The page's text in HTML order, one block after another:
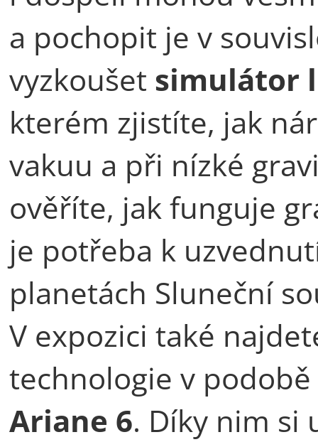
a pochopit je v
vyzkoušet simulátor
kterém zjistíte, jak
vakuu a při nízké
ověříte, jak funguje
je potřeba k
planetách Sluneční
V expozici také
technologie v podobě
Ariane 6. Díky nim si